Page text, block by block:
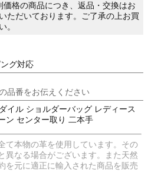
価格の商品につき、返品・交換はお
ただいております。ご了承の上お買
。
ング対応
品番をお伝えください
イル ショルダーバッグ レディース
ン センター取り 二本手
て本物の革を使用しています。その
異なる場合がございます。また天然
を元に適正に輸入された商品を販売